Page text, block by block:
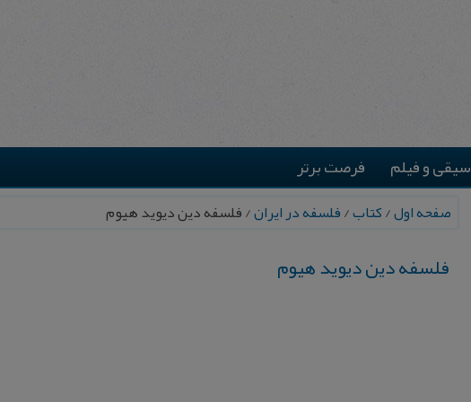
و فیلم فرصت برتر
صفحه اول/کتاب/فلسفه در ایران/ فلسفه دین دیوید هیوم
فلسفه دین دیوید هیوم